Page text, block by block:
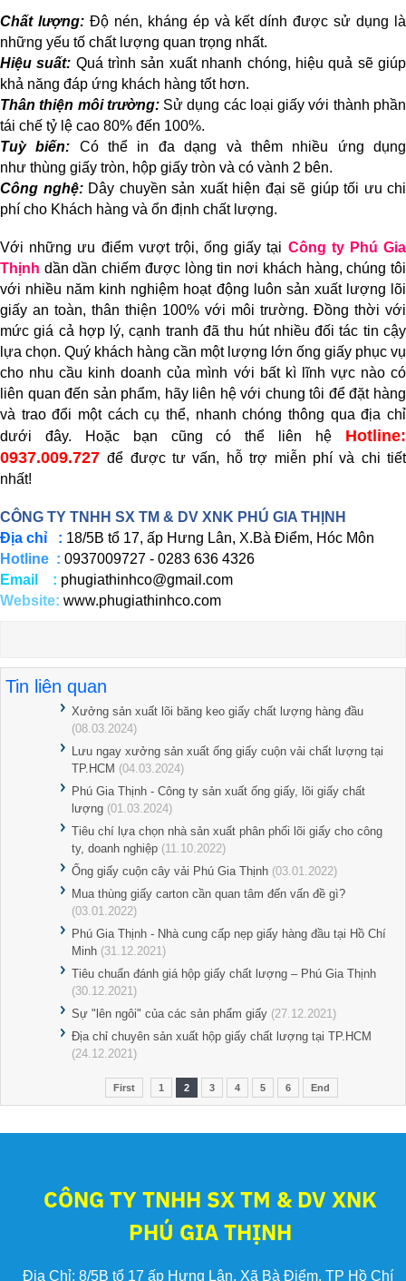
Chất lượng:Độ nén, kháng ép và kết dính được sử dụng là
những yếu tố chất lượng quan trọng nhất.
Hiệu suất: Quá trình sản xuất nhanh chóng, hiệu quả sẽ giúp
khả năng đáp ứng khách hàng tốt hơn.
Thân thiện môi trường: Sử dụng các loại giấy với thành phần
tái chế tỷ lệ cao 80% đến 100%.
Tuỳ biến: Có thể in đa dạng và thêm nhiều ứng dụng
như thùng giấy tròn, hộp giấy tròn và có vành 2 bên.
Công nghệ:Dây chuyền sản xuất hiện đại sẽ giúp tối ưu chi
phí cho Khách hàng và ổn định chất lượng.
Với những ưu điểm vượt trội, ống giấy tại Công ty Phú Gia
Thịnh dần dần chiếm được lòng tin nơi khách hàng, chúng tôi
với nhiều năm kinh nghiệm hoạt động luôn sản xuất lượng lõi
giấy an toàn, thân thiện 100% với môi trường. Đồng thời với
mức giá cả hợp lý, cạnh tranh đã thu hút nhiều đối tác tin cậy
lựa chọn. Quý khách hàng cần một lượng lớn ống giấy phục vụ
cho nhu cầu kinh doanh của mình với bất kì lĩnh vực nào có
liên quan đến sản phẩm, hãy liên hệ với chung tôi để đặt hàng
và trao đổi một cách cụ thể, nhanh chóng thông qua địa chỉ
dưới đây. Hoặc bạn cũng có thể liên hệ Hotline:
0937.009.727để được tư vấn, hỗ trợ miễn phí và chi tiết
nhất!
CÔNG TY TNHH SX TM & DV XNK PHÚ GIA THỊNH
Địa chỉ : 18/5B tổ 17, ấp Hưng Lân, X.Bà Điểm, Hóc Môn
Hotline : 0937009727 - 0283 636 4326
Email : phugiathinhco@gmail.com
Website: www.phugiathinhco.com
Tin liên quan
Xưởng sản xuất lõi băng keo giấy chất lượng hàng đầu
(08.03.2024)
Lưu ngay xưởng sản xuất ống giấy cuộn vải chất lượng tại
TP.HCM (04.03.2024)
Phú Gia Thịnh - Công ty sản xuất ống giấy, lõi giấy chất
lượng (01.03.2024)
Tiêu chí lựa chọn nhà sản xuất phân phối lõi giấy cho công
ty, doanh nghiệp (11.10.2022)
Ống giấy cuộn cây vải Phú Gia Thịnh (03.01.2022)
Mua thùng giấy carton cần quan tâm đến vấn đề gì?
(03.01.2022)
Phú Gia Thịnh - Nhà cung cấp nẹp giấy hàng đầu tại Hồ Chí
Minh (31.12.2021)
Tiêu chuẩn đánh giá hộp giấy chất lượng – Phú Gia Thịnh
(30.12.2021)
Sự "lên ngôi" của các sản phẩm giấy (27.12.2021)
Địa chỉ chuyên sản xuất hộp giấy chất lượng tại TP.HCM
(24.12.2021)
First 1 2 3 4 5 6 End
CÔNG TY TNHH SX TM & DV XNK
PHÚ GIA THỊNH
Địa Chỉ: 8/5B tổ 17 ấp Hưng Lân, Xã Bà Điểm, TP Hồ Chí